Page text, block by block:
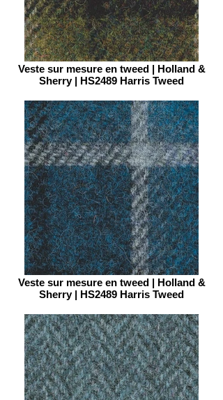
Veste sur mesure en tweed | Holland &
Sherry | HS2489 Harris Tweed
Veste sur mesure en tweed | Holland &
Sherry | HS2489 Harris Tweed